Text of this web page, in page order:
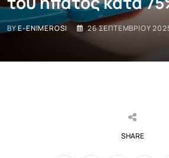
BYE-ENIMEROSI 26 ΣΕΠΤΕΜΒΡΊΟΥ
SHARE